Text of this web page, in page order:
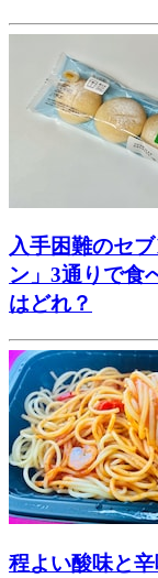
入手困難のセ
ン」3通りで食
はどれ？
程よい酸味と